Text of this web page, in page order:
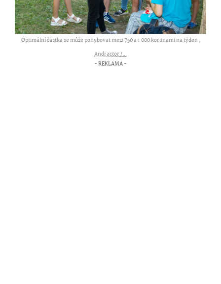
Optimální částka se může pohybovat mezi 750 a 1 000 korunami na týden ,
Andractor /...